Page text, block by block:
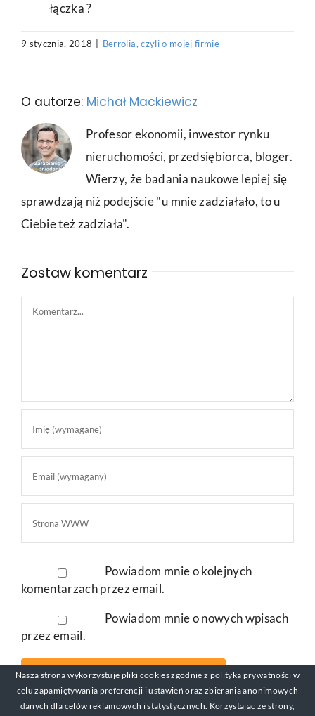
łączka ?
9 stycznia, 2018 Berrolia, czyli o mojej firmie
O autorze: Michał Mackiewicz
Profesor ekonomii, inwestor rynku
nieruchomości, przedsiębiorca, bloger.
Wierzy, że badania naukowe lepiej się
sprawdzają niż podejście "u mnie zadziałało, to u
Ciebie też zadziała".
Zostaw komentarz
Comment
Powiadom mnie o kolejnych
komentarzach przez email.
Powiadom mnie o nowych wpisach
przez email.
Nasza strona wykorzystuje pliki cookies zgodnie z polityką prywatności w
celu zapamiętywania preferencji i ustawień oraz zbierania anonimowych
danych dla celów reklamowych i statystycznych. Korzystając ze strony,